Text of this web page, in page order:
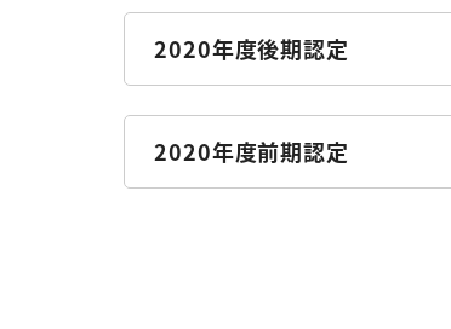
2020年度後期認定
2020年度前期認定